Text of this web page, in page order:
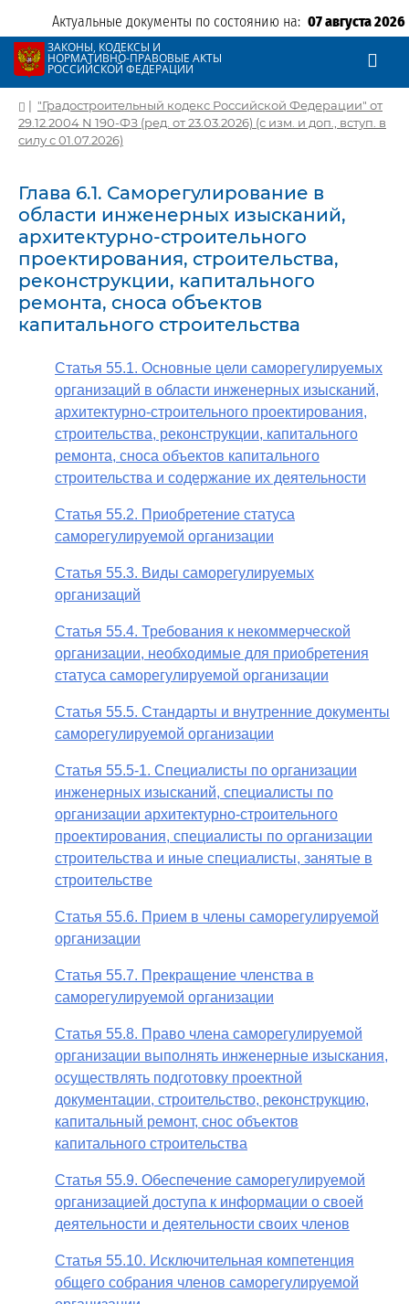
Актуальные документы по состоянию на: 07 августа 2026
ЗАКОНЫ, КОДЕКСЫ И
НОРМАТИВНО-ПРАВОВЫЕ АКТЫ
РОССИЙСКОЙ ФЕДЕРАЦИИ
| "Градостроительный кодекс Российской Федерации" от
29.12.2004 N 190-ФЗ (ред. от 23.03.2026) (с изм. и доп., вступ. в
силу с 01.07.2026)
Глава 6.1. Саморегулирование в
области инженерных изысканий,
архитектурно-строительного
проектирования, строительства,
реконструкции, капитального
ремонта, сноса объектов
капитального строительства
Статья 55.1. Основные цели саморегулируемых
организаций в области инженерных изысканий,
архитектурно-строительного проектирования,
строительства, реконструкции, капитального
ремонта, сноса объектов капитального
строительства и содержание их деятельности
Статья 55.2. Приобретение статуса
саморегулируемой организации
Статья 55.3. Виды саморегулируемых
организаций
Статья 55.4. Требования к некоммерческой
организации, необходимые для приобретения
статуса саморегулируемой организации
Статья 55.5. Стандарты и внутренние документы
саморегулируемой организации
Статья 55.5-1. Специалисты по организации
инженерных изысканий, специалисты по
организации архитектурно-строительного
проектирования, специалисты по организации
строительства и иные специалисты, занятые в
строительстве
Статья 55.6. Прием в члены саморегулируемой
организации
Статья 55.7. Прекращение членства в
саморегулируемой организации
Статья 55.8. Право члена саморегулируемой
организации выполнять инженерные изыскания,
осуществлять подготовку проектной
документации, строительство, реконструкцию,
капитальный ремонт, снос объектов
капитального строительства
Статья 55.9. Обеспечение саморегулируемой
организацией доступа к информации о своей
деятельности и деятельности своих членов
Статья 55.10. Исключительная компетенция
общего собрания членов саморегулируемой